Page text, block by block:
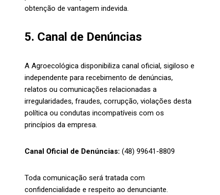
obtenção de vantagem indevida.
5. Canal de Denúncias
A Agroecológica disponibiliza canal oficial, sigiloso e
independente para recebimento de denúncias,
relatos ou comunicações relacionadas a
irregularidades, fraudes, corrupção, violações desta
política ou condutas incompatíveis com os
princípios da empresa.
Canal Oficial de Denúncias: (48) 99641-8809
Toda comunicação será tratada com
confidencialidade e respeito ao denunciante.